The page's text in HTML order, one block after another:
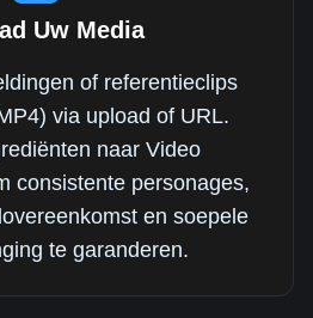
Uw Media
of referentieclips
via upload of URL.
naar Video
consistente personages,
en soepele
te garanderen.